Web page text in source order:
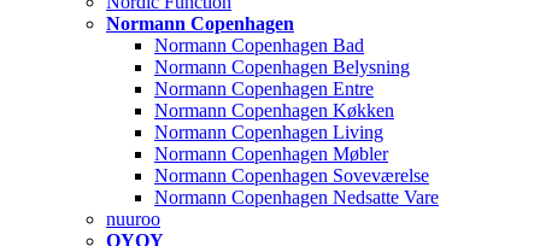
Normann Copenhagen
Normann Copenhagen Bad
Normann Copenhagen Belysning
Normann Copenhagen Entre
Normann Copenhagen Køkken
Normann Copenhagen Living
Normann Copenhagen Møbler
Normann Copenhagen Soveværelse
Normann Copenhagen Nedsatte Vare
nuuroo
OYOY